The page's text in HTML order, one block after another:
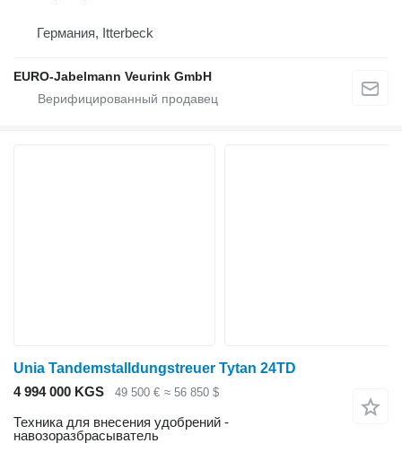
Германия, Itterbeck
EURO-Jabelmann Veurink GmbH
Unia Tandemstalldungstreuer Tytan 24TD
4 994 000 KGS
49 500 € ≈ 56 850 $
Техника для внесения удобрений -
навозоразбрасыватель